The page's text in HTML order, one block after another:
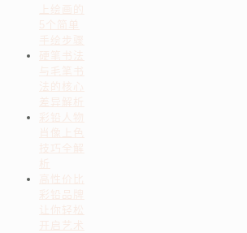
上绘画的
5个简单
手绘步骤
硬笔书法
与毛笔书
法的核心
差异解析
彩铅人物
肖像上色
技巧全解
析
高性价比
彩铅品牌
让你轻松
开启艺术